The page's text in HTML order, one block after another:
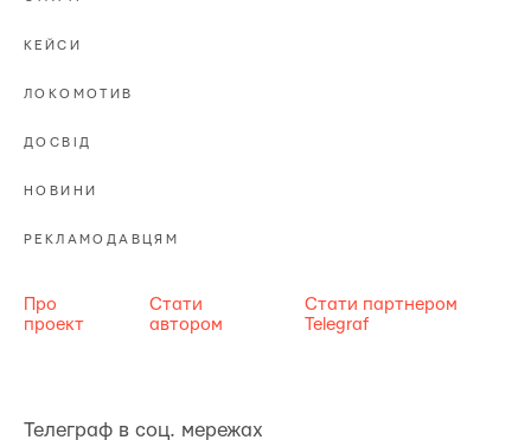
КЕЙСИ
ЛОКОМОТИВ
ДОСВІД
НОВИНИ
РЕКЛАМОДАВЦЯМ
Про
проект
Стати
автором
Стати партнером
Telegraf
Телеграф в соц. мережах